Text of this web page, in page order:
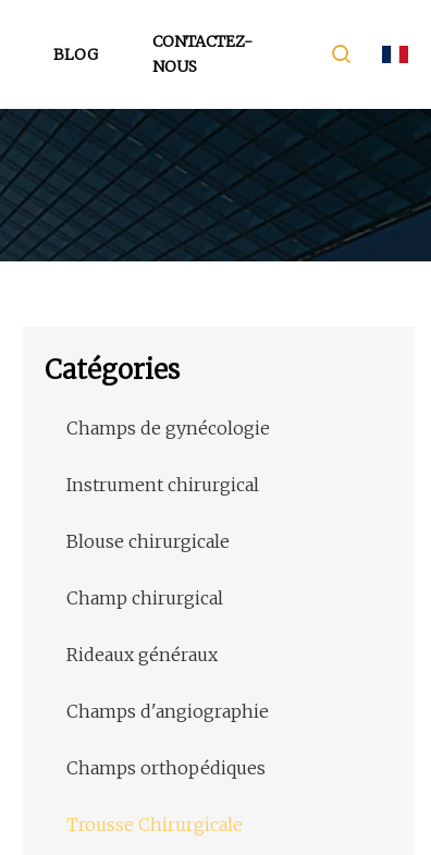
BLOG
CONTACTEZ-
NOUS
Catégories
Champs de gynécologie
Instrument chirurgical
Blouse chirurgicale
Champ chirurgical
Rideaux généraux
Champs d'angiographie
Champs orthopédiques
Trousse Chirurgicale